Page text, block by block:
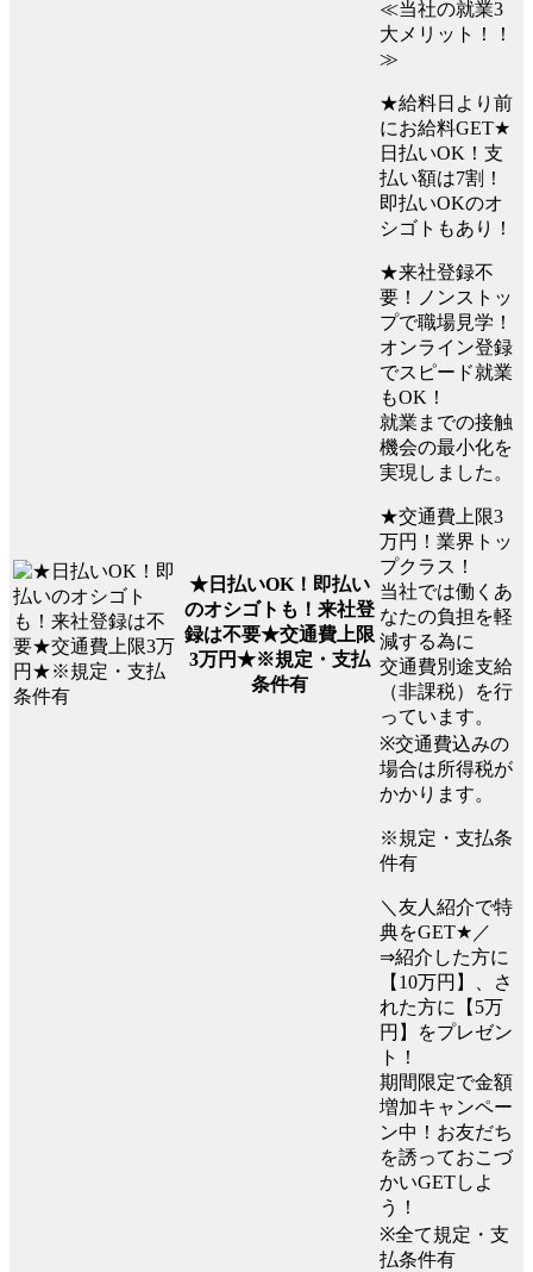
★日払いOK！即払い
のオシゴトも！来社登
録は不要★交通費上限
3万円★※規定・支払
条件有
≪当社の就業3
大メリット！！
≫
★給料日より前
にお給料GET★
日払いOK！支
払い額は7割！
即払いOKのオ
シゴトもあり！
★来社登録不
要！ノンストッ
プで職場見学！
オンライン登録
でスピード就業
もOK！
就業までの接触
機会の最小化を
実現しました。
★交通費上限3
万円！業界トッ
プクラス！
当社では働くあ
なたの負担を軽
減する為に
交通費別途支給
（非課税）を行
っています。
※交通費込みの
場合は所得税が
かかります。
※規定・支払条
件有
＼友人紹介で特
典をGET★／
⇒紹介した方に
【10万円】、さ
れた方に【5万
円】をプレゼン
ト！
期間限定で金額
増加キャンペー
ン中！お友だち
を誘っておこづ
かいGETしよ
う！
※全て規定・支
払条件有